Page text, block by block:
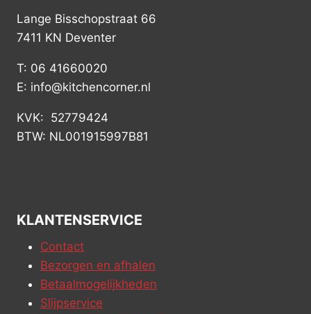
Lange Bisschopstraat 66
7411 KN Deventer
T: 06 41660020
E: info@kitchencorner.nl
KVK: 52779424
BTW: NL001915997B81
KLANTENSERVICE
Contact
Bezorgen en afhalen
Betaalmogelijkheden
Slijpservice